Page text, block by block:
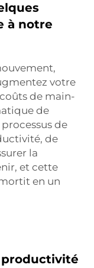
à notre
votre
de main-
de
de
de
la
et cette
en un